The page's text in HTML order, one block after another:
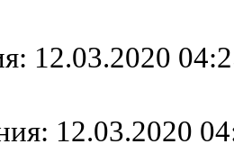
12.03.2020
12.03.2020